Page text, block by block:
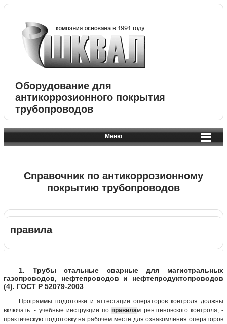
Оборудование для
антикоррозионного покрытия
трубопроводов
Меню
Справочник по антикоррозионному
покрытию трубопроводов
правила
1. Трубы стальные сварные для магистральных
газопроводов, нефтепроводов и нефтепродуктопроводов
(4). ГОСТ Р 52079-2003
Программы подготовки и аттестации операторов контроля должны
включать: - учебные инструкции поправилам рентгеновского контроля; -
практическую подготовку на рабочем месте для ознакомления операторов